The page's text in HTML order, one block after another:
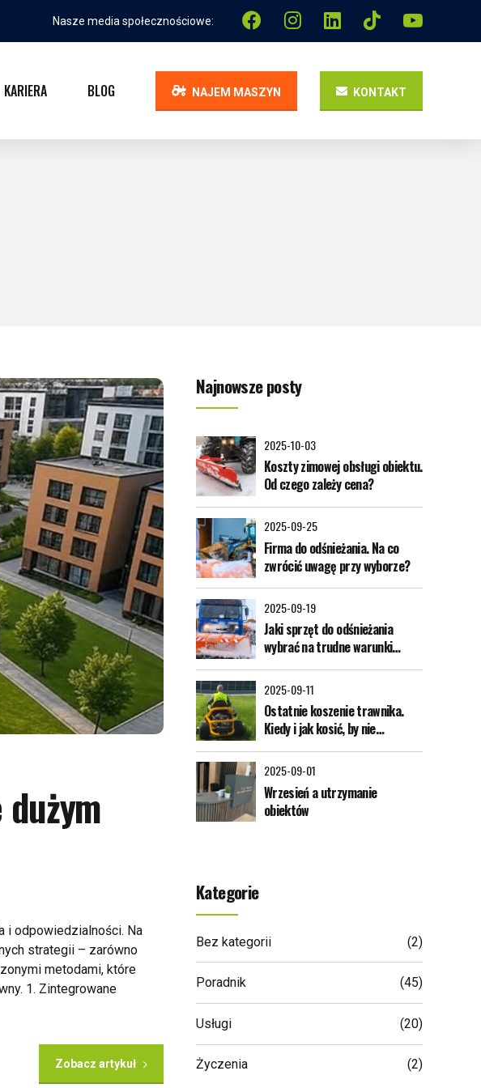
Nasze media społecznościowe:
NAJEM MASZYN KONTAKT
KARIERA BLOG
i odpowiedzialności. Na
strategii – zarówno
metodami, które
1. Zintegrowane
Zobacz artykuł
Najnowsze posty
2025-10-03
Koszty zimowej obsługi obiektu.
Od czego zależy cena?
2025-09-25
Firma do odśnieżania. Na co
zwrócić uwagę przy wyborze?
2025-09-19
Jaki sprzęt do odśnieżania
wybrać na trudne warunki
zimowe?
2025-09-11
Ostatnie koszenie trawnika.
Kiedy i jak kosić, by nie
zniszczyć trawy zimą?
2025-09-01
Wrzesień a utrzymanie
obiektów
Kategorie
Bez kategorii (2)
Poradnik (45)
Usługi (20)
Życzenia (2)